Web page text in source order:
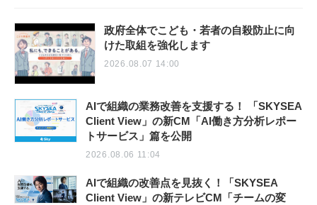
政府全体でこども・若者の自殺防止に向
けた取組を強化します
2026.08.07 14:00
AIで組織の業務改善を支援する！ 「SKYSEA
Client View」の新CM「AI働き方分析レポー
トサービス」篇を公開
2026.08.06 11:04
AIで組織の改善点を見抜く！「SKYSEA
Client View」の新テレビCM「チームの変